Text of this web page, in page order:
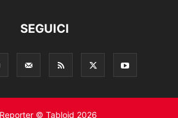
SEGUICI
© Tabloid 2026